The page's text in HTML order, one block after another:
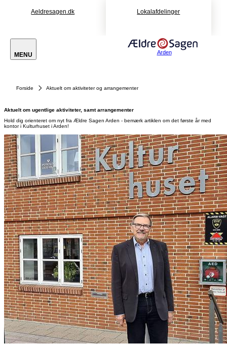
Aeldresagen.dk Lokalafdelinger
MENU Arden
Forside Aktuelt om aktiviteter og arrangementer
Aktuelt om ugentlige aktiviteter, samt arrangementer
Hold dig orienteret om nyt fra Ældre Sagen Arden - bemærk artiklen om det første år med
kontor i Kulturhuset i Arden!